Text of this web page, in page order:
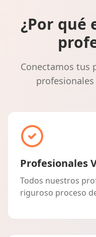
¿Por qué
Conectamos tus
Profesionales
Todos nuestros
riguroso proceso